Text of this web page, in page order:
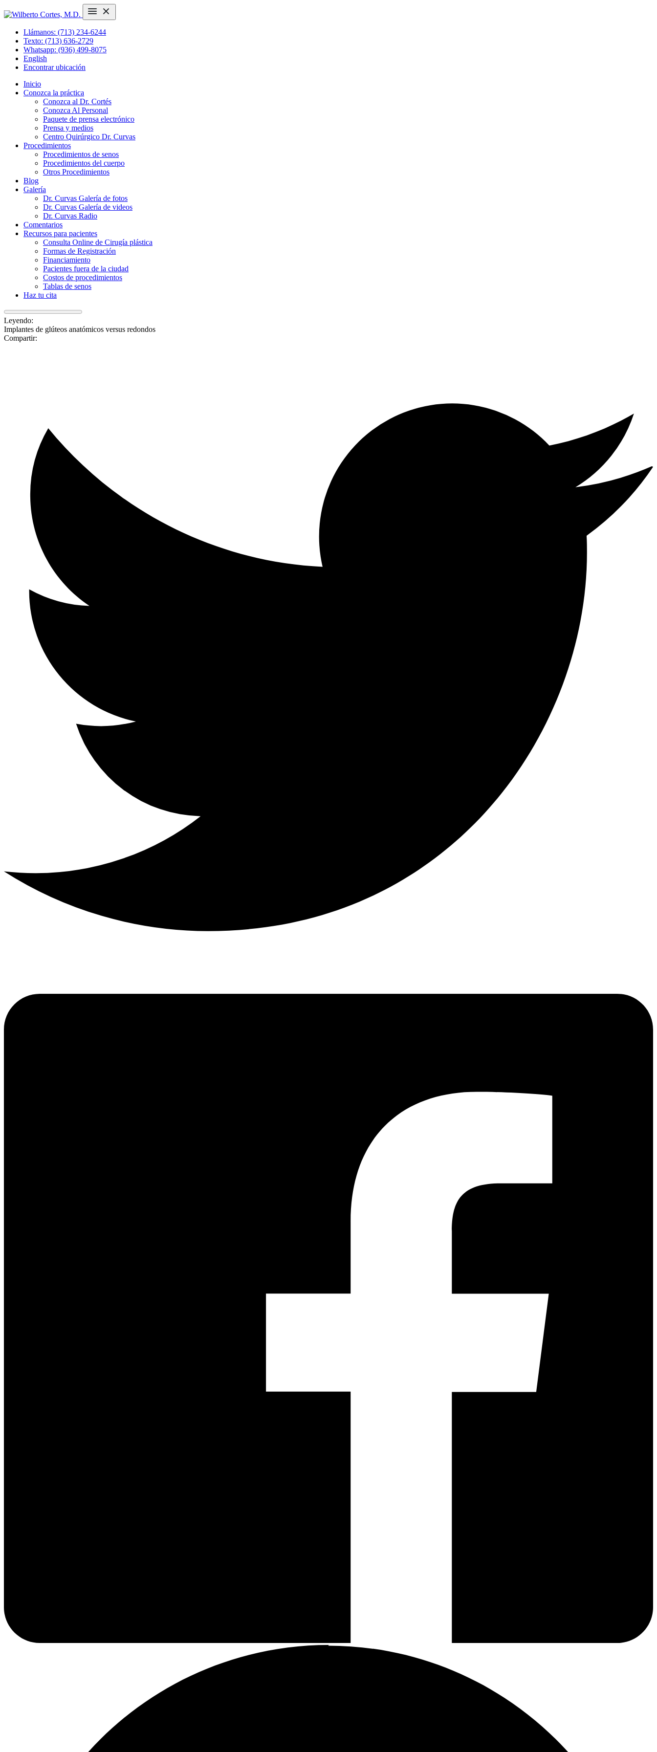
Llámanos: (713) 234-6244
Texto: (713) 636-2729
Whatsapp: (936) 499-8075
English
Encontrar ubicación
Inicio
Conozca la práctica
Conozca al Dr. Cortés
Conozca Al Personal
Paquete de prensa electrónico
Prensa y medios
Centro Quirúrgico Dr. Curvas
Procedimientos
Procedimientos de senos
Procedimientos del cuerpo
Otros Procedimientos
Blog
Galería
Dr. Curvas Galería de fotos
Dr. Curvas Galería de videos
Dr. Curvas Radio
Comentarios
Recursos para pacientes
Consulta Online de Cirugía plástica
Formas de Registración
Financiamiento
Pacientes fuera de la ciudad
Costos de procedimientos
Tablas de senos
Haz tu cita
Leyendo:
Implantes de glúteos anatómicos versus redondos
Compartir: